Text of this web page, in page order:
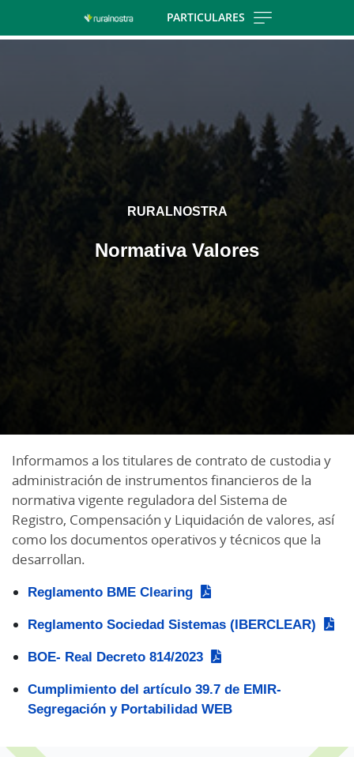
Skip
PARTICULARES
espere...
RURALNOSTRA
Normativa Valores
Informamos a los titulares de contrato de custodia y
administración de instrumentos financieros de la
normativa vigente reguladora del Sistema de
Registro, Compensación y Liquidación de valores, así
como los documentos operativos y técnicos que la
desarrollan.
Reglamento BME Clearing
Reglamento Sociedad Sistemas (IBERCLEAR)
BOE- Real Decreto 814/2023
Cumplimiento del artículo 39.7 de EMIR-
Segregación y Portabilidad WEB